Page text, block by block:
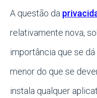
A questão da
relativamente nova,
importância que se
menor do que se
instala qualquer